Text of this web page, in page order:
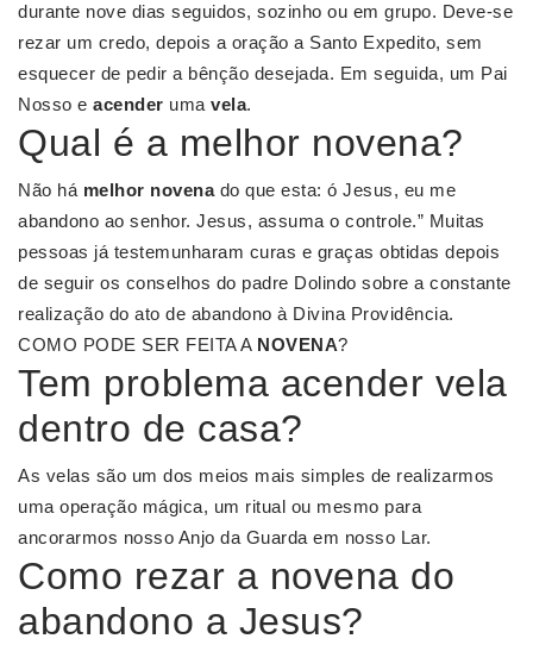
durante nove dias seguidos, sozinho ou em grupo. Deve-se
rezar um credo, depois a oração a Santo Expedito, sem
esquecer de pedir a bênção desejada. Em seguida, um Pai
Nosso e acender uma vela.
Qual é a melhor novena?
Não há melhor novenado que esta: ó Jesus, eu me
abandono ao senhor. Jesus, assuma o controle.” Muitas
pessoas já testemunharam curas e graças obtidas depois
de seguir os conselhos do padre Dolindo sobre a constante
realização do ato de abandono à Divina Providência.
COMO PODE SER FEITA A NOVENA?
Tem problema acender vela
dentro de casa?
As velas são um dos meios mais simples de realizarmos
uma operação mágica, um ritual ou mesmo para
ancorarmos nosso Anjo da Guarda em nosso Lar.
Como rezar a novena do
abandono a Jesus?